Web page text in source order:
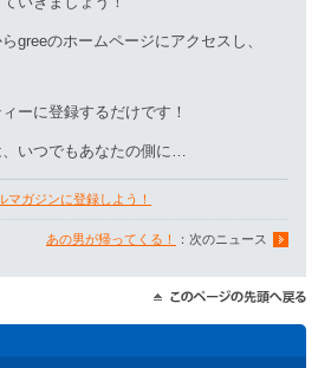
greeのホームページにアクセスし、
ーに登録するだけです！
いつでもあなたの側に…
マガジンに登録しよう！
あの男が帰ってくる！ ：次のニュース